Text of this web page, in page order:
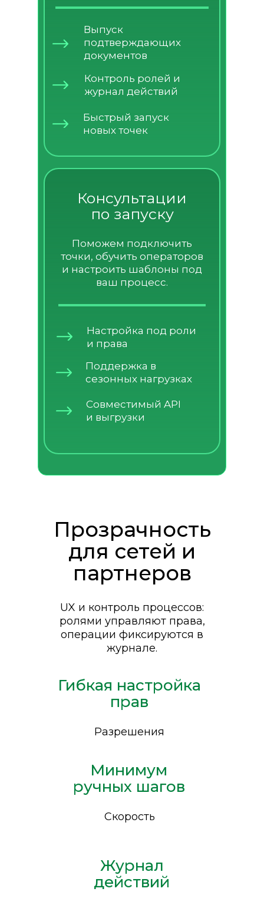
Консультации
по запуску
Поможем подключить
точки, обучить операторов
и настроить шаблоны под
ваш процесс.
Выпуск
подтверждающих
документов
Настройка под роли
и права
Быстрый запуск
новых точек
Совместимый API
и выгрузки
Поддержка в
сезонных нагрузках
Контроль ролей и
журнал действий
Гибкая настройка
прав
Разрешения
Журнал
действий
Минимум
ручных шагов
Скорость
UX и контроль процессов:
ролями управляют права,
операции фиксируются в
журнале.
Прозрачность
для сетей и
партнеров